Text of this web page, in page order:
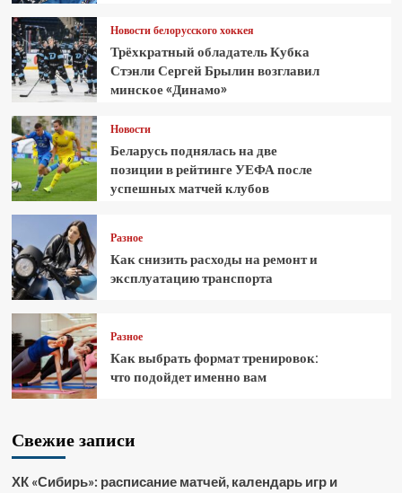
Новости белорусского хоккея
Трёхкратный обладатель Кубка
Стэнли Сергей Брылин возглавил
минское «Динамо»
Новости
Беларусь поднялась на две
позиции в рейтинге УЕФА после
успешных матчей клубов
Разное
Как снизить расходы на ремонт и
эксплуатацию транспорта
Разное
Как выбрать формат тренировок:
что подойдет именно вам
Свежие записи
ХК «Сибирь»: расписание матчей, календарь игр и